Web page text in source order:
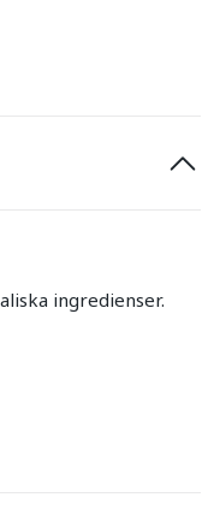
ingredienser.